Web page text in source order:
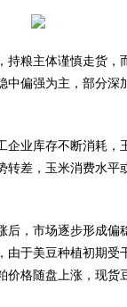
粮主体谨慎走货，
中偏强为主，部分
业库存不断消耗，
转差，玉米消费水
，市场逐步形成偏
于美豆种植初期受
价格随盘上涨，现